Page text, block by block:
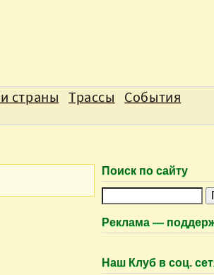
страны Трассы События
Поиск по сайту
и
к
Реклама —
Наш Клуб в соц.